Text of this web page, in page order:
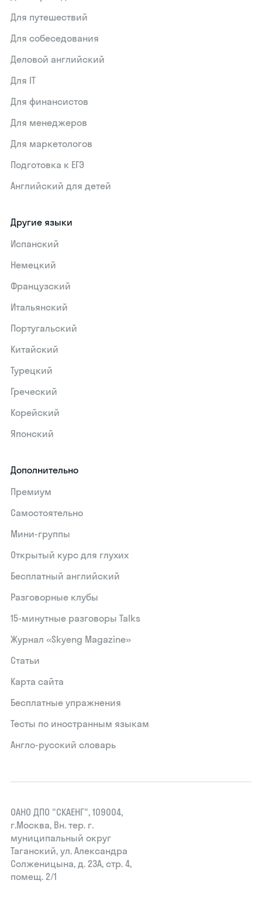
Для путешествий
Для собеседования
Деловой английский
Для IT
Для финансистов
Для менеджеров
Для маркетологов
Подготовка к ЕГЭ
Английский для детей
Другие языки
Испанский
Немецкий
Французский
Итальянский
Португальский
Китайский
Турецкий
Греческий
Корейский
Японский
Дополнительно
Премиум
Самостоятельно
Мини-группы
Открытый курс для глухих
Бесплатный английский
Разговорные клубы
15‑минутные разговоры Talks
Журнал «Skyeng Magazine»
Статьи
Карта сайта
Бесплатные упражнения
Тесты по иностранным языкам
Англо-русский словарь
ОАНО ДПО "СКАЕНГ", 109004,
г.Москва, Вн. тер. г.
муниципальный округ
Таганский, ул. Александра
Солженицына, д. 23А, стр. 4,
помещ. 2/1